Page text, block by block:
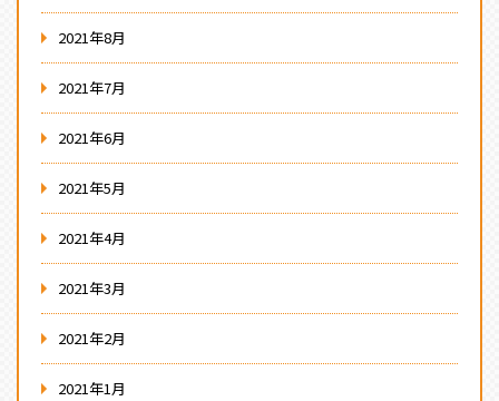
2021年8月
2021年7月
2021年6月
2021年5月
2021年4月
2021年3月
2021年2月
2021年1月